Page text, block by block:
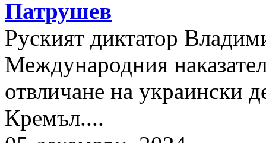
Патрушев
Руският диктатор
Международния
отвличане на украински
Кремъл....